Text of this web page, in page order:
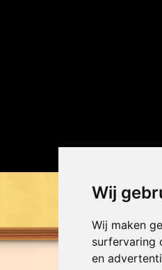
Wij
Wij maken
surfervaring
en